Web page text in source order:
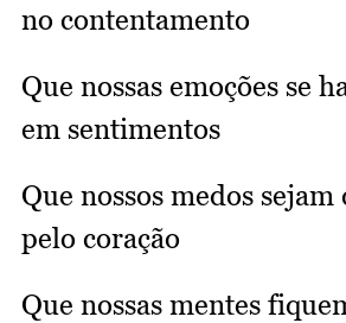
no contentamento
Que nossas emoções se
em sentimentos
Que nossos medos
pelo coração
Que nossas mentes